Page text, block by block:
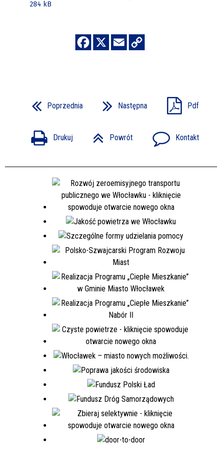
284 kB
Poprzednia Następna Pdf
Drukuj Powrót Kontakt